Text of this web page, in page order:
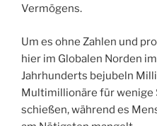
Vermögens.
Um es ohne Zahlen und
hier im Globalen Norden
Jahrhunderts bejubeln
Multimillionäre für wenige
schießen, während es